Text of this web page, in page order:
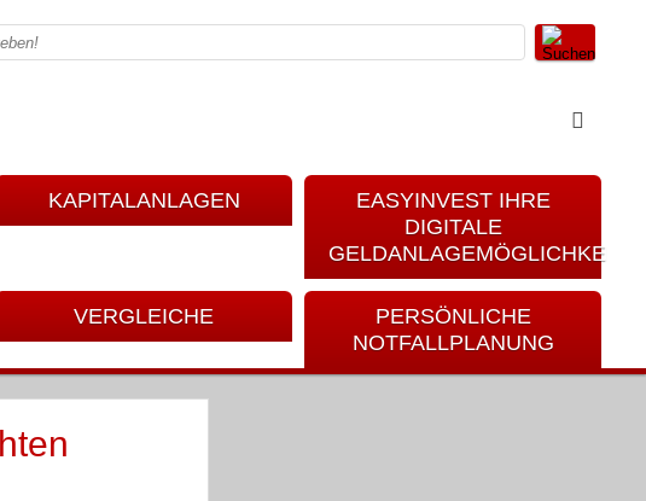
KAPITALANLAGEN
EASYINVEST IHRE
DIGITALE
GELDANLAGEMÖGLICHKEIT
VERGLEICHE
PERSÖNLICHE
NOTFALLPLANUNG